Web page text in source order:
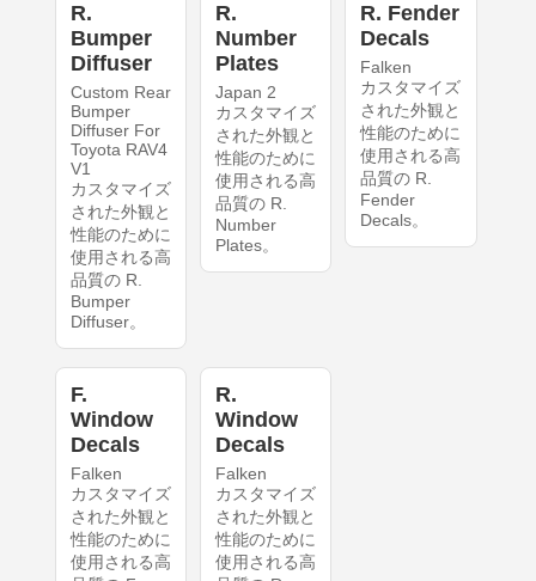
R.
Bumper
Diffuser
Custom Rear
Bumper
Diffuser For
Toyota RAV4
V1
カスタマイズ
された外観と
性能のために
使用される高
品質の R.
Bumper
Diffuser。
R.
Number
Plates
Japan 2
カスタマイズ
された外観と
性能のために
使用される高
品質の R.
Number
Plates。
R. Fender
Decals
Falken
カスタマイズ
された外観と
性能のために
使用される高
品質の R.
Fender
Decals。
F.
Window
Decals
Falken
カスタマイズ
された外観と
性能のために
使用される高
R.
Window
Decals
Falken
カスタマイズ
された外観と
性能のために
使用される高